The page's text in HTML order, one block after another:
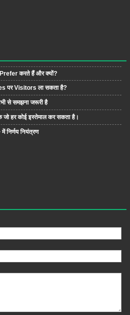
करते हैं और क्यों?
पर Visitors ला सकता है?
से समझना जरूरी है
जो हर कोई इस्तेमाल कर सकता है।
नियंत्रण